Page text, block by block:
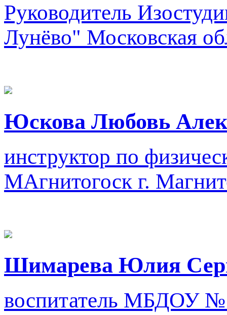
Руководитель
Лунёво" Московская
Юскова Любовь
инструктор по
МАгнитогоск г.
Шимарева Юлия
воспитатель МБДОУ